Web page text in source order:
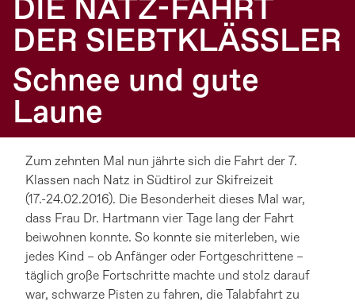
DIE NATZ-FAHRT
DER SIEBTKLÄSSLER
Schnee und gute
Laune
Zum zehnten Mal nun jährte sich die Fahrt der 7.
Klassen nach Natz in Südtirol zur Skifreizeit
(17.-24.02.2016). Die Besonderheit dieses Mal war,
dass Frau Dr. Hartmann vier Tage lang der Fahrt
beiwohnen konnte. So konnte sie miterleben, wie
jedes Kind – ob Anfänger oder Fortgeschrittene –
täglich große Fortschritte machte und stolz darauf
war, schwarze Pisten zu fahren, die Talabfahrt zu